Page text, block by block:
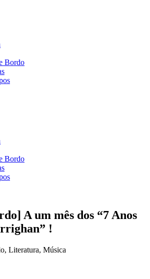
Bordo
Bordo
A um mês dos “7 Anos
!
, Literatura, Música